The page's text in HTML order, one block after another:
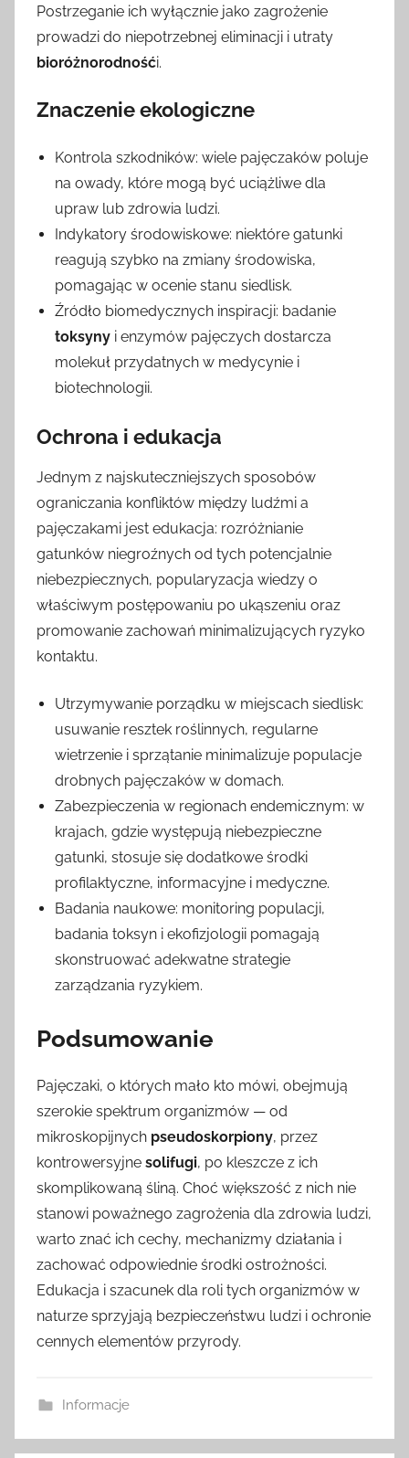
Postrzeganie ich wyłącznie jako zagrożenie
prowadzi do niepotrzebnej eliminacji i utraty
bioróżnorodnośći.
Znaczenie ekologiczne
Kontrola szkodników: wiele pajęczaków poluje
na owady, które mogą być uciążliwe dla
upraw lub zdrowia ludzi.
Indykatory środowiskowe: niektóre gatunki
reagują szybko na zmiany środowiska,
pomagając w ocenie stanu siedlisk.
Źródło biomedycznych inspiracji: badanie
toksyny i enzymów pajęczych dostarcza
molekuł przydatnych w medycynie i
biotechnologii.
Ochrona i edukacja
Jednym z najskuteczniejszych sposobów
ograniczania konfliktów między ludźmi a
pajęczakami jest edukacja: rozróżnianie
gatunków niegroźnych od tych potencjalnie
niebezpiecznych, popularyzacja wiedzy o
właściwym postępowaniu po ukąszeniu oraz
promowanie zachowań minimalizujących ryzyko
kontaktu.
Utrzymywanie porządku w miejscach siedlisk:
usuwanie resztek roślinnych, regularne
wietrzenie i sprzątanie minimalizuje populacje
drobnych pajęczaków w domach.
Zabezpieczenia w regionach endemicznym: w
krajach, gdzie występują niebezpieczne
gatunki, stosuje się dodatkowe środki
profilaktyczne, informacyjne i medyczne.
Badania naukowe: monitoring populacji,
badania toksyn i ekofizjologii pomagają
skonstruować adekwatne strategie
zarządzania ryzykiem.
Podsumowanie
Pajęczaki, o których mało kto mówi, obejmują
szerokie spektrum organizmów — od
mikroskopijnych pseudoskorpiony, przez
kontrowersyjne solifugi, po kleszcze z ich
skomplikowaną śliną. Choć większość z nich nie
stanowi poważnego zagrożenia dla zdrowia ludzi,
warto znać ich cechy, mechanizmy działania i
zachować odpowiednie środki ostrożności.
Edukacja i szacunek dla roli tych organizmów w
naturze sprzyjają bezpieczeństwu ludzi i ochronie
cennych elementów przyrody.
Informacje